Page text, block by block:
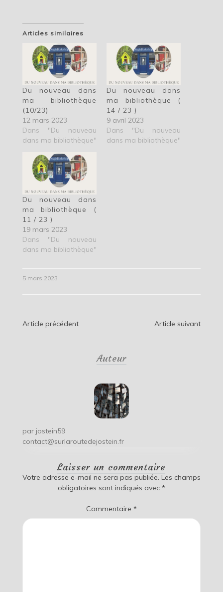
Articles similaires
Du nouveau dans
ma bibliothèque
(10/23)
12 mars 2023
Dans "Du nouveau
dans ma bibliothèque"
Du nouveau dans
ma bibliothèque (
14 / 23 )
9 avril 2023
Dans "Du nouveau
dans ma bibliothèque"
Du nouveau dans
ma bibliothèque (
11 / 23 )
19 mars 2023
Dans "Du nouveau
dans ma bibliothèque"
5 mars 2023
Navigation
Article précédent Article suivant
Auteur
par jostein59
contact@surlaroutedejostein.fr
Laisser un commentaire
Votre adresse e-mail ne sera pas publiée. Les champs
obligatoires sont indiqués avec *
Commentaire *